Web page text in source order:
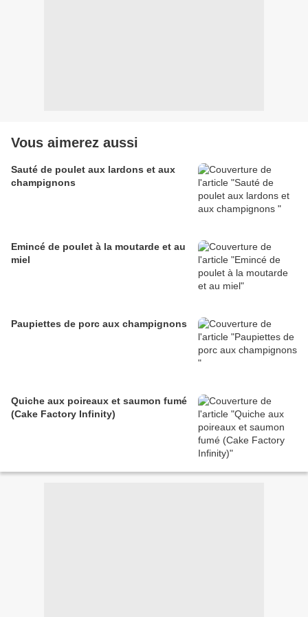
Vous aimerez aussi
Sauté de poulet aux lardons et aux
champignons
Emincé de poulet à la moutarde et au
miel
Paupiettes de porc aux champignons
Quiche aux poireaux et saumon fumé
(Cake Factory Infinity)